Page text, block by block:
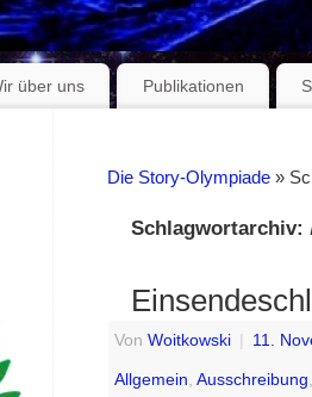
über uns Publikationen
Die Story-Olympiade »
Schlagwortarchiv:
Von Woitkowski 11.
Allgemein, Ausschreibung,